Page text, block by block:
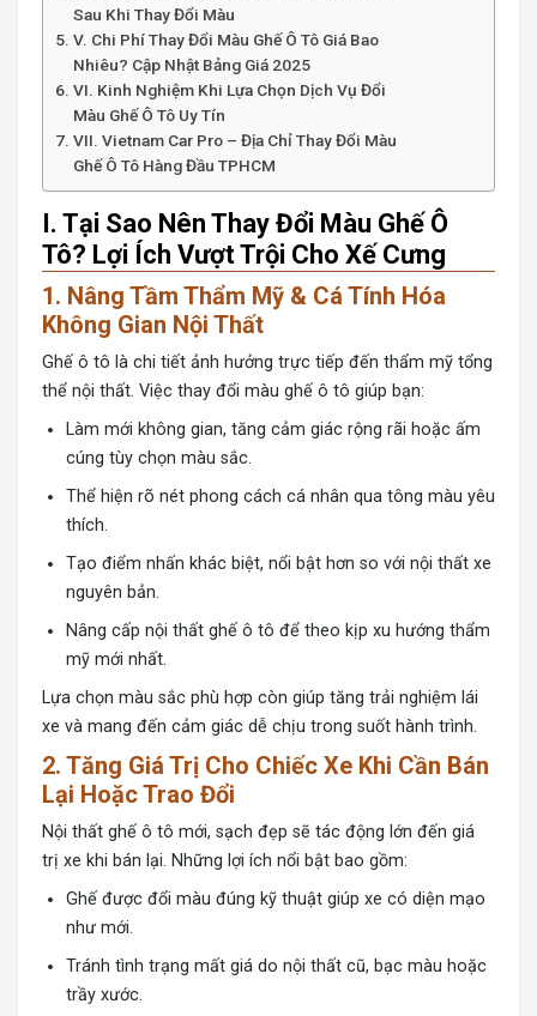
Sau Khi Thay Đổi Màu
V. Chi Phí Thay Đổi Màu Ghế Ô Tô Giá Bao
Nhiêu? Cập Nhật Bảng Giá 2025
VI. Kinh Nghiệm Khi Lựa Chọn Dịch Vụ Đổi
Màu Ghế Ô Tô Uy Tín
VII. Vietnam Car Pro – Địa Chỉ Thay Đổi Màu
Ghế Ô Tô Hàng Đầu TPHCM
I. Tại Sao Nên Thay Đổi Màu Ghế Ô
Tô? Lợi Ích Vượt Trội Cho Xế Cưng
1. Nâng Tầm Thẩm Mỹ & Cá Tính Hóa
Không Gian Nội Thất
Ghế ô tô là chi tiết ảnh hưởng trực tiếp đến thẩm mỹ tổng
thể nội thất. Việc thay đổi màu ghế ô tô giúp bạn:
Làm mới không gian, tăng cảm giác rộng rãi hoặc ấm
cúng tùy chọn màu sắc.
Thể hiện rõ nét phong cách cá nhân qua tông màu yêu
thích.
Tạo điểm nhấn khác biệt, nổi bật hơn so với nội thất xe
nguyên bản.
Nâng cấp nội thất ghế ô tô để theo kịp xu hướng thẩm
mỹ mới nhất.
Lựa chọn màu sắc phù hợp còn giúp tăng trải nghiệm lái
xe và mang đến cảm giác dễ chịu trong suốt hành trình.
2. Tăng Giá Trị Cho Chiếc Xe Khi Cần Bán
Lại Hoặc Trao Đổi
Nội thất ghế ô tô mới, sạch đẹp sẽ tác động lớn đến giá
trị xe khi bán lại. Những lợi ích nổi bật bao gồm:
Ghế được đổi màu đúng kỹ thuật giúp xe có diện mạo
như mới.
Tránh tình trạng mất giá do nội thất cũ, bạc màu hoặc
trầy xước.